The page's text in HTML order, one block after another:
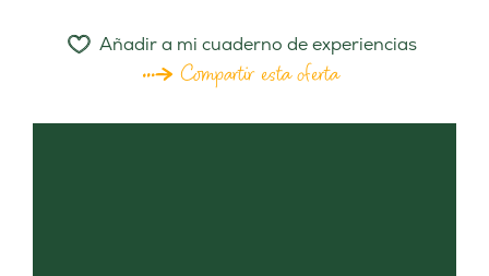
Añadir a mi cuaderno de experiencias
Compartir esta oferta